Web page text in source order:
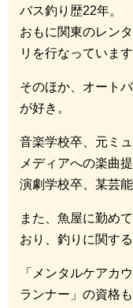
バス釣り歴22年。
おもに関東のレン
リを行なっています
そのほか、オート
が好き。
音楽学校卒、元ミ
メディアへの楽曲
演劇学校卒、某芸
また、魚屋に勤め
おり、釣りに関す
「メンタルケアカ
ランナー」の資格